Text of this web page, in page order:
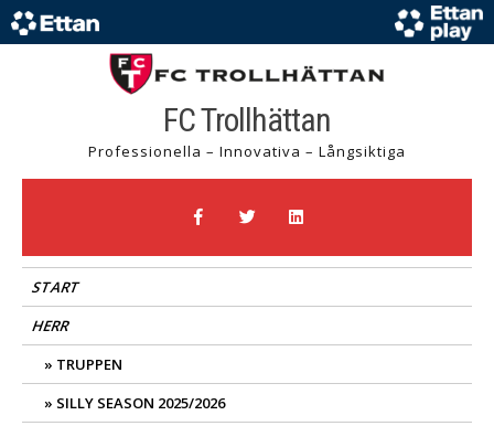
FC Trollhättan
Professionella – Innovativa – Långsiktiga
START
HERR
TRUPPEN
SILLY SEASON 2025/2026